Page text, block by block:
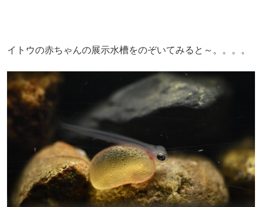
イトウの赤ちゃんの展示水槽をのぞいてみると～。。。。